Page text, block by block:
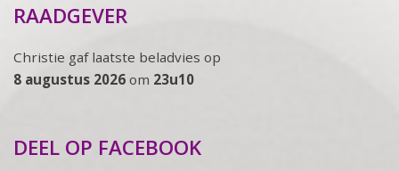
RAADGEVER
Christie gaf laatste beladvies op
8 augustus 2026 om 23u10
DEEL OP FACEBOOK